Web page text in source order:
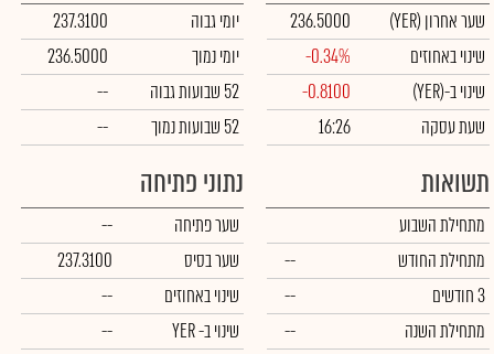
שער אחרון (YER)
236.5000
שינוי באחוזים
-0.34%
שינוי ב-(YER)
-0.8100
שעת עסקה
16:26
יומי גבוה
237.3100
יומי נמוך
236.5000
52 שבועות גבוה
--
52 שבועות נמוך
--
תשואות
מתחילת השבוע
מתחילת החודש
--
3 חודשים
--
מתחילת השנה
--
נתוני פתיחה
שער פתיחה
--
שער בסיס
237.3100
שינוי באחוזים
--
שינויב- YER --